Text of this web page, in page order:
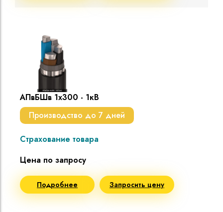
АПвБШв 1х300 - 1кВ
Производство до 7 дней
Страхование товара
Цена по запросу
Подробнее Запросить цену